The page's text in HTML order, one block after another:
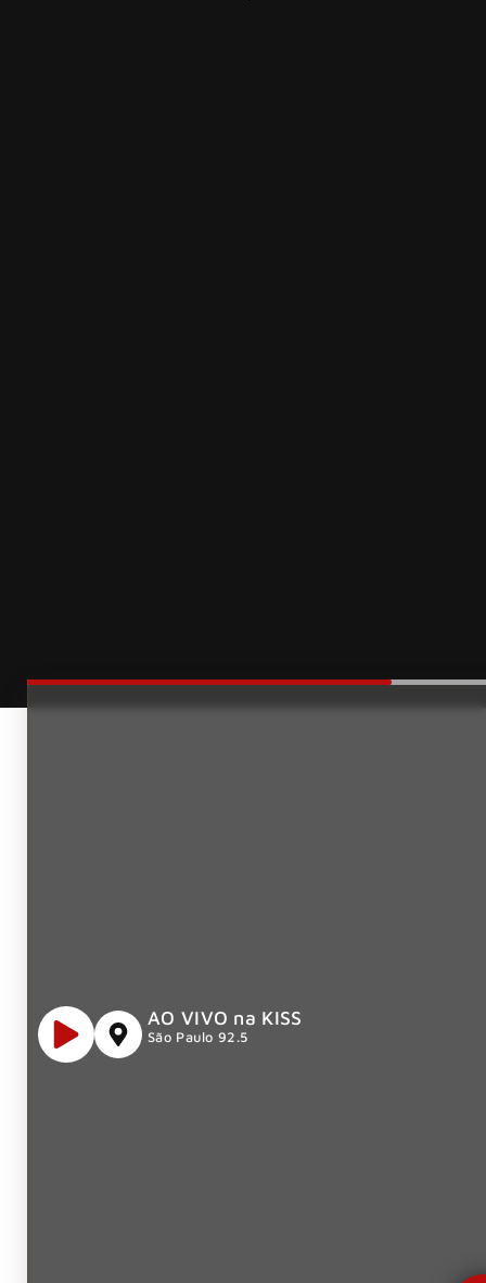
AO VIVO na KISS
São Paulo 92.5